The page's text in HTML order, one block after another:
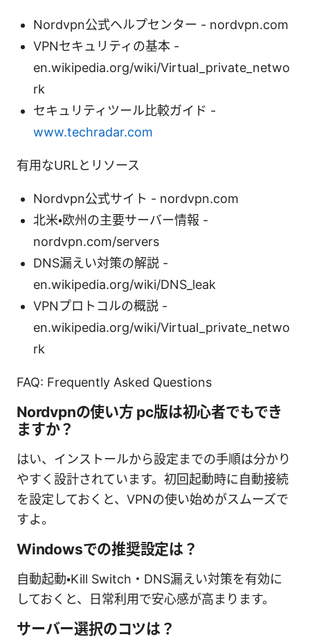
Nordvpn公式ヘルプセンター - nordvpn.com
VPNセキュリティの基本 -
en.wikipedia.org/wiki/Virtual_private_netwo
rk
セキュリティツール比較ガイド -
www.techradar.com
有用なURLとリソース
Nordvpn公式サイト - nordvpn.com
北米・欧州の主要サーバー情報 -
nordvpn.com/servers
DNS漏えい対策の解説 -
en.wikipedia.org/wiki/DNS_leak
VPNプロトコルの概説 -
en.wikipedia.org/wiki/Virtual_private_netwo
rk
FAQ: Frequently Asked Questions
Nordvpnの使い方 pc版は初心者でもでき
ますか？
はい、インストールから設定までの手順は分かり
やすく設計されています。初回起動時に自動接続
を設定しておくと、VPNの使い始めがスムーズで
すよ。
Windowsでの推奨設定は？
自動起動・Kill Switch・DNS漏えい対策を有効に
しておくと、日常利用で安心感が高まります。
サーバー選択のコツは？